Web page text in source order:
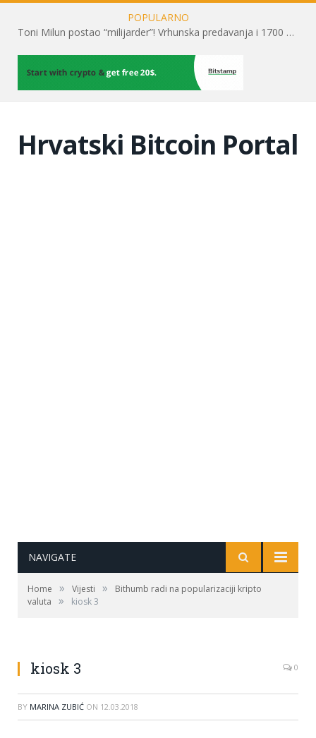
POPULARNO
Toni Milun postao “milijarder”! Vrhunska predavanja i 1700 posjetitelja obilježili su mjesec financijske pismenosti
Hrvatski Bitcoin Portal
NAVIGATE
Home » Vijesti »
Bithumb radi na popularizaciji kripto
valuta
» kiosk 3
kiosk 3 0
BY MARINA ZUBIĆ ON 12.03.2018